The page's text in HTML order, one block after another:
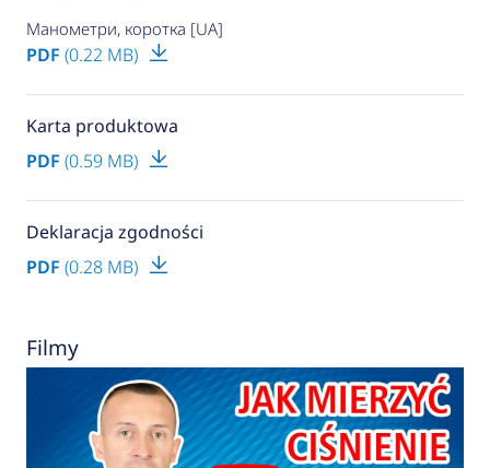
Манометри, коротка [UA]
PDF (0.22 MB)
Karta produktowa
PDF (0.59 MB)
Deklaracja zgodności
PDF (0.28 MB)
Filmy